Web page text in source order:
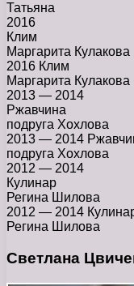
Татьяна
2016
Клим
Маргарита Кулакова
2016 Клим
Маргарита Кулакова
2013 — 2014
Ржавчина
подруга Хохлова
2013 — 2014
подруга Хохлова
2012 — 2014
Кулинар
Регина Шилова
2012 — 2014
Регина Шилова
Светлана